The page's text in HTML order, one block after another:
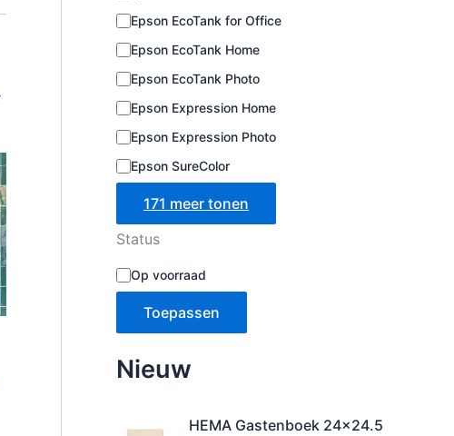
Epson EcoTank for Office
Epson EcoTank Home
Epson EcoTank Photo
Epson Expression Home
Epson Expression Photo
Epson SureColor
171 meer tonen
Status
B
e
k
Op voorraad
Toepassen
Nieuw
HEMA Gastenboek 24x24.5